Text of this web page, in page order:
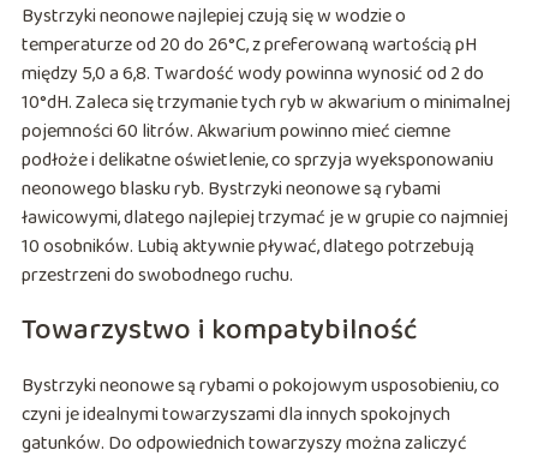
Bystrzyki neonowe najlepiej czują się w wodzie o
temperaturze od 20 do 26°C, z preferowaną wartością pH
między 5,0 a 6,8. Twardość wody powinna wynosić od 2 do
10°dH. Zaleca się trzymanie tych ryb w akwarium o minimalnej
pojemności 60 litrów. Akwarium powinno mieć ciemne
podłoże i delikatne oświetlenie, co sprzyja wyeksponowaniu
neonowego blasku ryb. Bystrzyki neonowe są rybami
ławicowymi, dlatego najlepiej trzymać je w grupie co najmniej
10 osobników. Lubią aktywnie pływać, dlatego potrzebują
przestrzeni do swobodnego ruchu.
Towarzystwo i kompatybilność
Bystrzyki neonowe są rybami o pokojowym usposobieniu, co
czyni je idealnymi towarzyszami dla innych spokojnych
gatunków. Do odpowiednich towarzyszy można zaliczyć